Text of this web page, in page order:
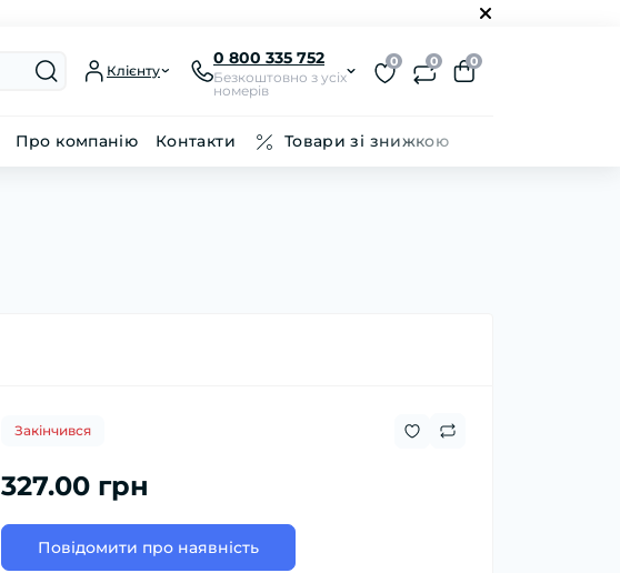
Клієнту
0 800 335 752
Безкоштовно з усіх
номерів
0 0 0
Про компанію Контакти Товари зі знижкою
Закінчився
327.00 грн
Повідомити про наявність